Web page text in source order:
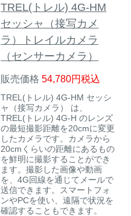
TREL(トレル) 4G-HM
セッシャ（接写カメ
ラ）トレイルカメラ
（センサーカメラ）
販売価格 54,780 税込
TREL(トレル) 4G-HM セッシ
ャ（接写カメラ） は、
TREL(トレル) 4G-H のレンズ
の最短撮影距離を20cmに変更
したカメラです。カメラから
20cmくらいの距離にあるもの
を鮮明に撮影することができ
ます。撮影した画像や動画
を、4G回線を通じてメールで
送信できます。スマートフォ
ンやPCを使い、遠隔で状況を
確認することもできます。